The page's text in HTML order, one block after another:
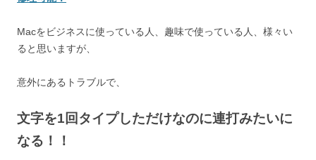
o
o
Macをビジネスに使っている人、趣味で使っている人、様々い
ると思いますが、
意外にあるトラブルで、
文字を1回タイプしただけなのに連打みたいに
なる！！